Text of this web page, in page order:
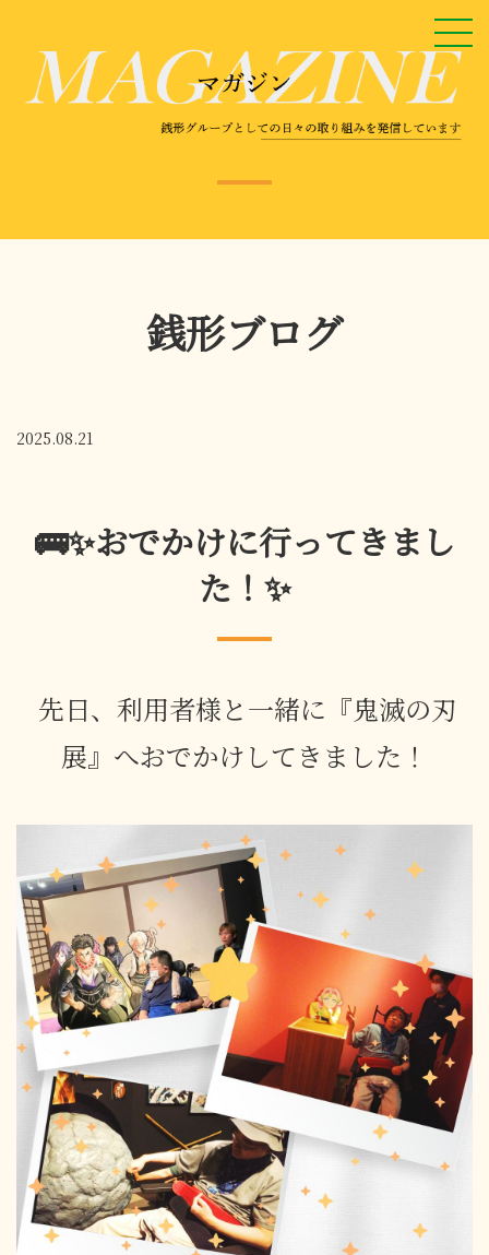
銭形ブログ
2025.08.21
🚌✨おでかけに行ってきまし
た！✨
先日、利用者様と一緒に『鬼滅の刃
展』へおでかけしてきました！